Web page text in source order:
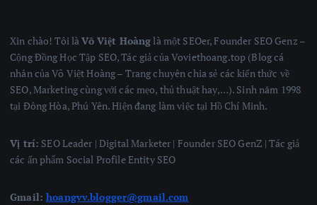
Xin chào! Tôi làVõ Việt Hoànglà một SEOer, Founder SEO Genz –
Cộng Đồng Học Tập SEO, Tác giả của Voviethoang.top (Blog cá
nhân của Võ Việt Hoàng – Trang chuyên chia sẻ các kiến thức về
SEO, Marketing cùng với các mẹo, thủ thuật hay,…). Sinh năm 1998
tại Đông Hòa, Phú Yên. Hiện đang làm việc tại Hồ Chí Minh.
Vị trí: SEO Leader | Digital Marketer | Founder SEO GenZ | Tác giả
các ấn phẩm Social Profile Entity SEO
Gmail:hoangvv.blogger@gmail.com